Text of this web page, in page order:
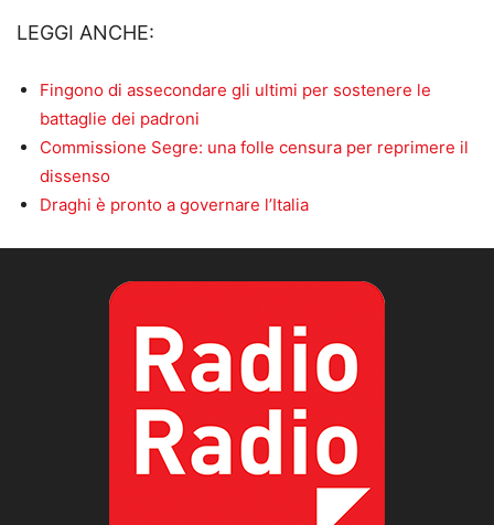
LEGGI ANCHE:
Fingono di assecondare gli ultimi per sostenere le
battaglie dei padroni
Commissione Segre: una folle censura per reprimere il
dissenso
Draghi è pronto a governare l’Italia